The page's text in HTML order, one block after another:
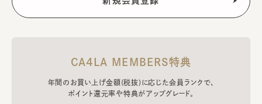
CA4LA MEMBERS特典
年間のお買い上げ金額(税抜)に応じた会員ランクで、
ポイント還元率や特典がアップグレード。